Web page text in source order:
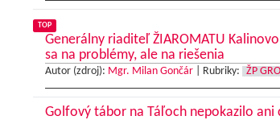
TOP
Generálny riaditeľ ŽIAROMATU
sa na problémy, ale na riešenia
Autor (zdroj): Mgr. Milan Gončár| Rubriky: ŽP
Golfový tábor na Táľoch nepokazilo ani